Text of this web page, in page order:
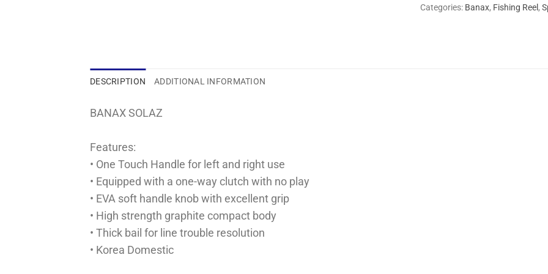
Categories: Banax, Fishing Reel,
DESCRIPTION ADDITIONAL INFORMATION
BANAX SOLAZ
Features:
• One Touch Handle for left and right use
• Equipped with a one-way clutch with no play
• EVA soft handle knob with excellent grip
• High strength graphite compact body
• Thick bail for line trouble resolution
• Korea Domestic